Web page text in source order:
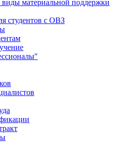
материальной поддержки
студентов с ОВЗ